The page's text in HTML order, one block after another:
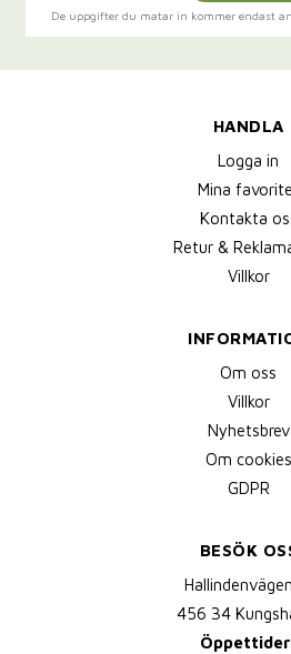
De uppgifter du matar in kommer endast
HANDLA
Logga in
Mina
Kontakta
Retur &
Villkor
Om oss
Villkor
Nyhetsbrev
Om cookies
GDPR
BESÖK
456 34